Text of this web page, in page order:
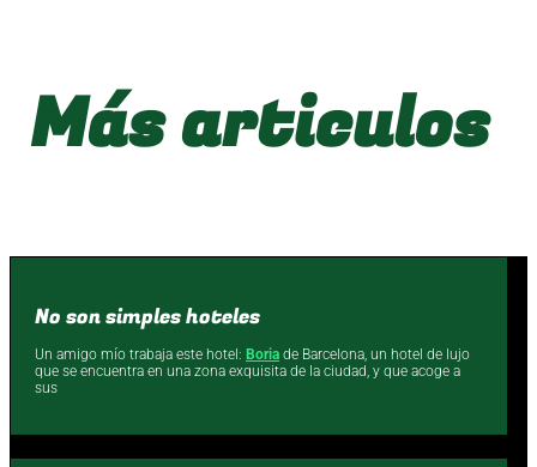
Más articulos
No son simples hoteles
Un amigo mío trabaja este hotel: Boria de Barcelona, un hotel de lujo
que se encuentra en una zona exquisita de la ciudad, y que acoge a
sus